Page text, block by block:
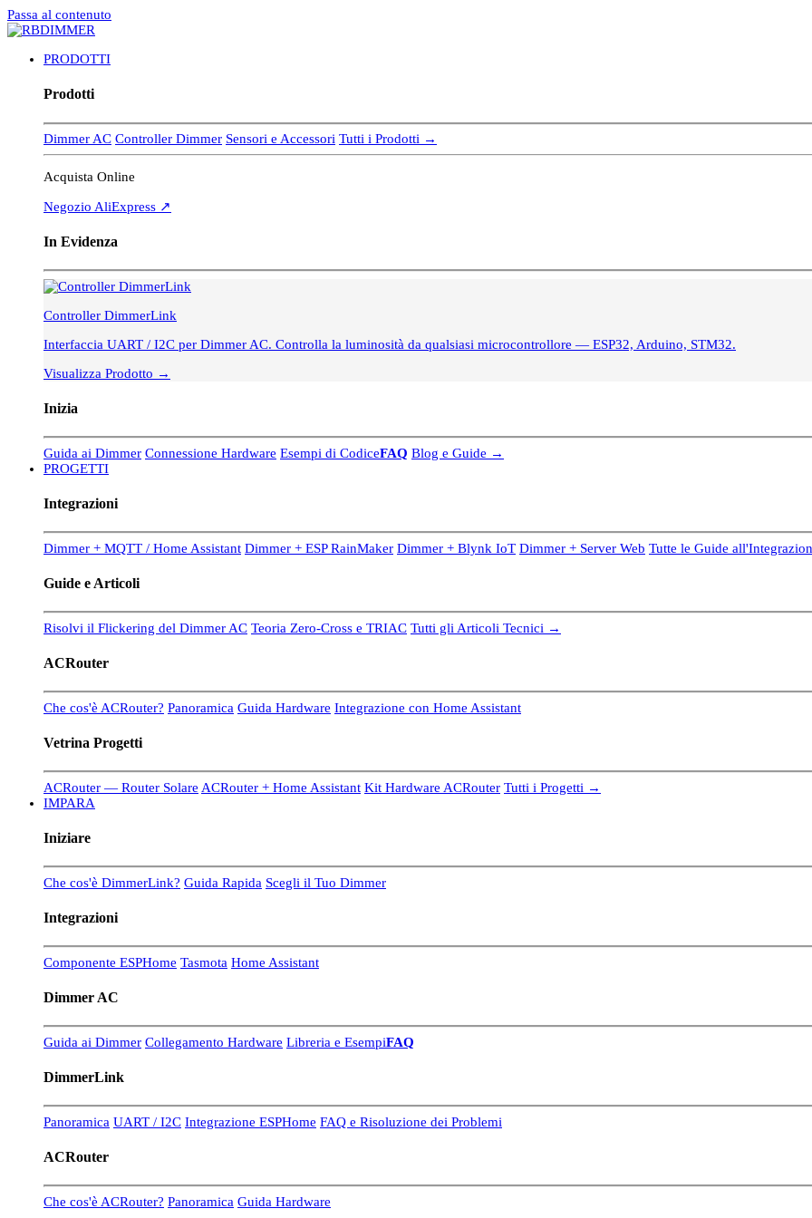
Passa al contenuto
PRODOTTI
Prodotti
Dimmer AC Controller Dimmer Sensori e Accessori Tutti i Prodotti →
Acquista Online
Negozio AliExpress ↗
In Evidenza
Controller DimmerLink
Interfaccia UART / I2C per Dimmer AC. Controlla la luminosità da qualsiasi microcontrollore — ESP32, Arduino, STM32.
Visualizza Prodotto →
Inizia
Guida ai Dimmer Connessione Hardware Esempi di CodiceFAQ Blog e Guide →
PROGETTI
Integrazioni
Dimmer + MQTT / Home Assistant Dimmer + ESP RainMaker Dimmer + Blynk IoT Dimmer + Server Web Tutte le Guide
Guide e Articoli
Risolvi il Flickering del Dimmer AC Teoria Zero-Cross e TRIAC Tutti gli Articoli Tecnici →
ACRouter
Che cos'è ACRouter? Panoramica Guida Hardware Integrazione con Home Assistant
Vetrina Progetti
ACRouter — Router Solare ACRouter + Home Assistant Kit Hardware ACRouter Tutti i Progetti →
IMPARA
Iniziare
Che cos'è DimmerLink? Guida Rapida Scegli il Tuo Dimmer
Integrazioni
Componente ESPHome Tasmota Home Assistant
Dimmer AC
Guida ai Dimmer Collegamento Hardware Libreria e EsempiFAQ
DimmerLink
Panoramica UART / I2C Integrazione ESPHome FAQ e Risoluzione dei Problemi
ACRouter
Che cos'è ACRouter? Panoramica Guida Hardware